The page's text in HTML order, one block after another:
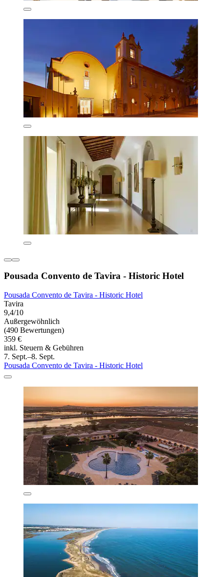
Pousada Convento de Tavira - Historic Hotel
Pousada Convento de Tavira - Historic Hotel
Tavira
9,4/10
Außergewöhnlich
(490 Bewertungen)
359 €
inkl. Steuern & Gebühren
7. Sept.–8. Sept.
Pousada Convento de Tavira - Historic Hotel